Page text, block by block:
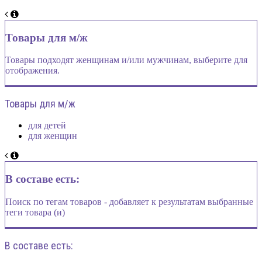
Товары для м/ж
Товары подходят женщинам и/или мужчинам, выберите для
отображения.
Товары для м/ж
для детей
для женщин
В составе есть:
Поиск по тегам товаров - добавляет к результатам выбранные
теги товара (и)
В составе есть: